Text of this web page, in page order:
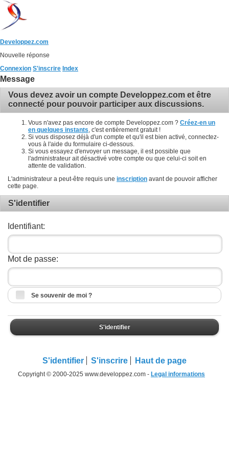
Developpez.com
Nouvelle réponse
Connexion S'inscrire Index
Message
Vous devez avoir un compte Developpez.com et être
connecté pour pouvoir participer aux discussions.
Vous n'avez pas encore de compte Developpez.com ? Créez-en un
en quelques instants , c'est entièrement gratuit !
Si vous disposez déjà d'un compte et qu'il est bien activé, connectez-
vous à l'aide du formulaire ci-dessous.
Si vous essayez d'envoyer un message, il est possible que
l'administrateur ait désactivé votre compte ou que celui-ci soit en
attente de validation.
L'administrateur a peut-être requis une inscription avant de pouvoir afficher
cette page.
S'identifier
Identifiant:
Mot de passe:
Se souvenir de moi ?
S'identifier
S'identifier S'inscrire Haut de page
Copyright © 2000-2025 www.developpez.com - Legal informations